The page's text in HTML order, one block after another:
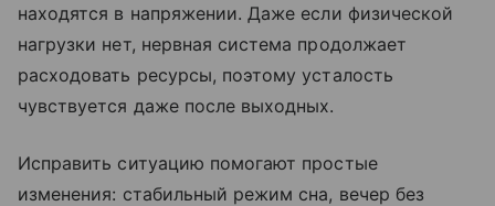
находятся в напряжении. Даже если физической
нагрузки нет, нервная система продолжает
расходовать ресурсы, поэтому усталость
чувствуется даже после выходных.
Исправить ситуацию помогают простые
изменения: стабильный режим сна, вечер без